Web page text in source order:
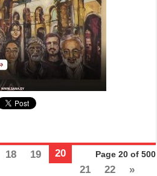
Page 20 of 500
18 19
20
21
22
»